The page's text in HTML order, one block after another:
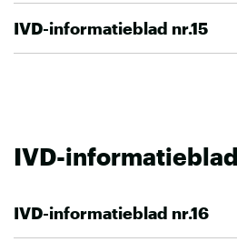
IVD-informatieblad nr.15
IVD-
IVD-informatieblad nr.16